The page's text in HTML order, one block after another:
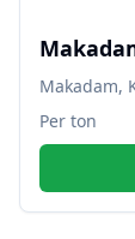
Makadam,
Per ton